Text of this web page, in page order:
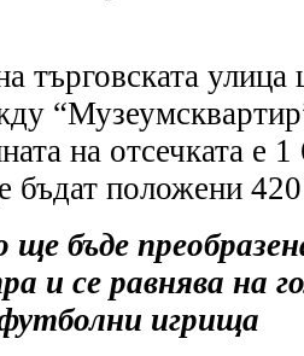
търговската
на отсечката е
бъдат положени
бъде
и се равнява на
игрища